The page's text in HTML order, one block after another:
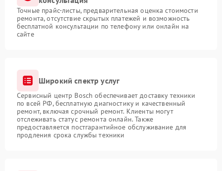
Точные прайс-листы, предварительная оценка стоимости
ремонта, отсутствие скрытых платежей и возможность
бесплатной консультации по телефону или онлайн на
сайте
Широкий спектр услуг
Сервисный центр Bosch обеспечивает доставку техники
по всей РФ, бесплатную диагностику и качественный
ремонт, включая срочный ремонт. Клиенты могут
отслеживать статус ремонта онлайн. Также
предоставляется постгарантийное обслуживание для
продления срока службы техники